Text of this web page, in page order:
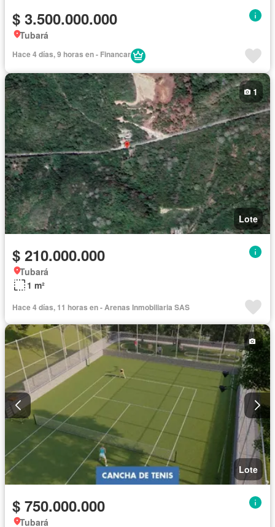
$ 3.500.000.000
Tubará
Hace 4 días, 9 horas en - Financar
Lote
1
$ 210.000.000
Tubará
1 m²
Hace 4 días, 11 horas en - Arenas Inmobiliaria SAS
Lote
$ 750.000.000
Tubará